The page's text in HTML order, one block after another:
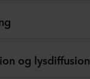
og lysdiffusion